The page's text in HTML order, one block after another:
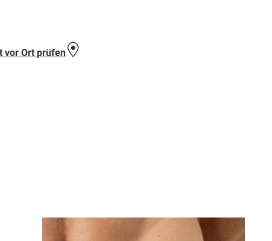
vor Ort prüfen